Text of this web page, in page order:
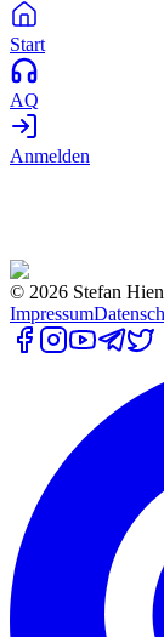
Start
AQ
Anmelden
© 2026 Stefan
Impressum